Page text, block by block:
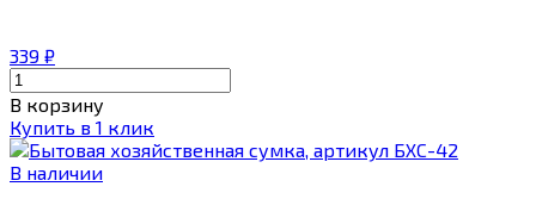
339 ₽
В корзину
Купить в 1 клик
В наличии